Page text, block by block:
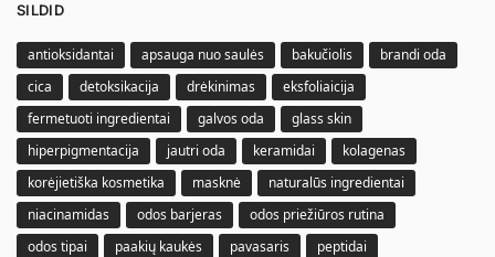
SILDID
antioksidantai apsauga nuo saulės bakučiolis
brandi oda
cica
detoksikacija drėkinimas
eksfoliaicija
fermetuoti ingredientai
galvos oda
glass skin
hiperpigmentacija
jautri oda keramidai
kolagenas
korėjietiška kosmetika
masknė
naturalūs ingredientai
niacinamidas
odos barjeras
odos priežiūros rutina
odos tipai
paakių kaukės pavasaris
peptidai